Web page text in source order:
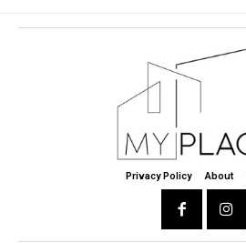
Privacy Policy About